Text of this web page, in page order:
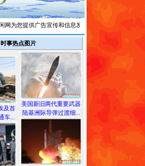
您提供广告宣传和信息发布，有需求者请与我们联系。
时事热点图片
及首
车...
美国新旧两代重要武器
陆基洲际导弹过渡细...